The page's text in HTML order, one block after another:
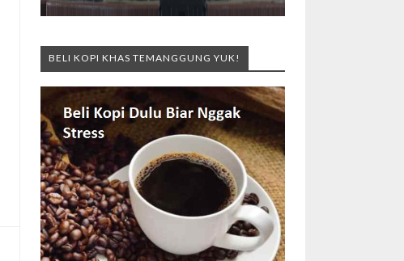
BELI KOPI KHAS TEMANGGUNG YUK!